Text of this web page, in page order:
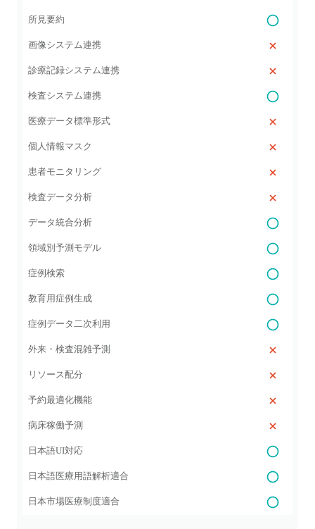
所見要約
画像システム連携
診療記録システム連携
検査システム連携
医療データ標準形式
個人情報マスク
患者モニタリング
検査データ分析
データ統合分析
領域別予測モデル
症例検索
教育用症例生成
症例データ二次利用
外来・検査混雑予測
リソース配分
予約最適化機能
病床稼働予測
日本語UI対応
日本語医療用語解析適合
日本市場医療制度適合